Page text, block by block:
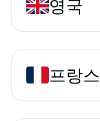
영국
프랑스